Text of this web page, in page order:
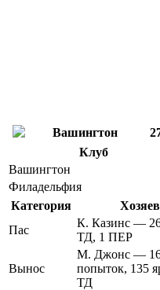
Вашингтон
Клуб
Вашингтон
Филадельфия
Категория
Пас
К. Казинс —
ТД, 1 ПЕР
Вынос
М. Джонс —
попыток, 135
ТД